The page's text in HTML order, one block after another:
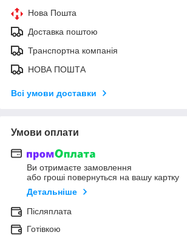
Нова Пошта
Доставка поштою
Транспортна компанія
НОВА ПОШТА
Всі умови доставки
Умови оплати
Ви отримаєте замовлення
або гроші повернуться на вашу картку
Детальніше
Післяплата
Готівкою